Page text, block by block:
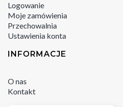
Logowanie
Moje zamówienia
Przechowalnia
Ustawienia konta
INFORMACJE
O nas
Kontakt